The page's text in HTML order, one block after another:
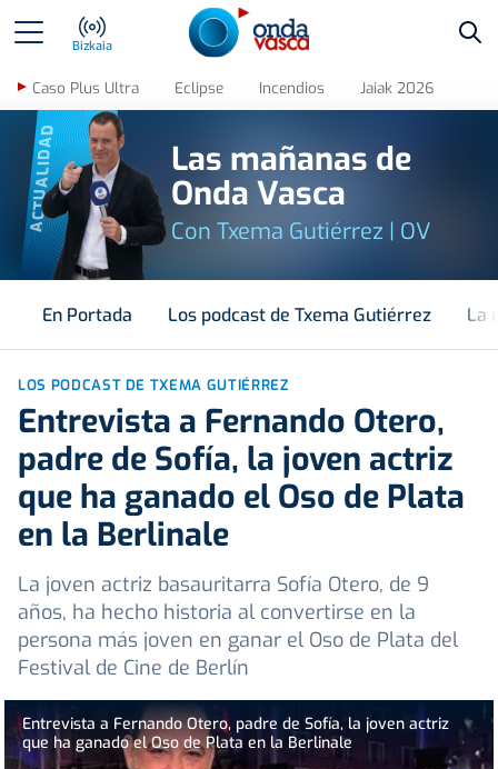
Bizkaia
Caso Plus Ultra Eclipse Incendios Jaiak 2026
ACTUALIDAD
Las mañanas de
Onda Vasca
Con Txema Gutiérrez | OV
En Portada Los podcast de Txema Gutiérrez La
LOS PODCAST DE TXEMA GUTIÉRREZ
Entrevista a Fernando Otero,
padre de Sofía, la joven actriz
que ha ganado el Oso de Plata
en la Berlinale
La joven actriz basauritarra Sofía Otero, de 9
años, ha hecho historia al convertirse en la
persona más joven en ganar el Oso de Plata del
Festival de Cine de Berlín
Entrevista a Fernando Otero, padre de Sofía, la joven actriz
que ha ganado el Oso de Plata en la Berlinale